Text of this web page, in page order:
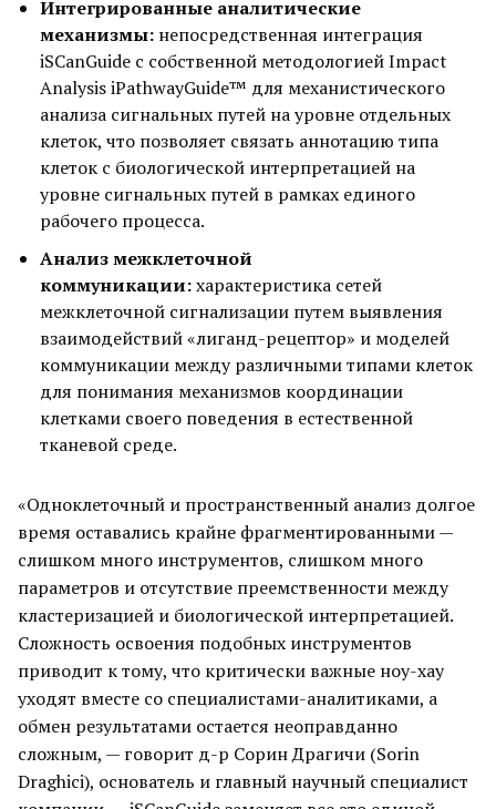
Интегрированные аналитические
механизмы: непосредственная интеграция
iSCanGuide с собственной методологией Impact
Analysis iPathwayGuide™ для механистического
анализа сигнальных путей на уровне отдельных
клеток, что позволяет связать аннотацию типа
клеток с биологической интерпретацией на
уровне сигнальных путей в рамках единого
рабочего процесса.
Анализ межклеточной
коммуникации:характеристика сетей
межклеточной сигнализации путем выявления
взаимодействий «лиганд-рецептор» и моделей
коммуникации между различными типами клеток
для понимания механизмов координации
клетками своего поведения в естественной
тканевой среде.
«Одноклеточный и пространственный анализ долгое
время оставались крайне фрагментированными —
слишком много инструментов, слишком много
параметров и отсутствие преемственности между
кластеризацией и биологической интерпретацией.
Сложность освоения подобных инструментов
приводит к тому, что критически важные ноу-хау
уходят вместе со специалистами-аналитиками, а
обмен результатами остается неоправданно
сложным, — говорит д-р Сорин Драгичи (Sorin
Draghici), основатель и главный научный специалист